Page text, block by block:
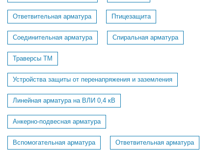
Ответвительная арматура Птицезащита
Соединительная арматура Спиральная арматура
Траверсы ТМ
Устройства защиты от перенапряжения и заземления
Линейная арматура на ВЛИ 0,4 кВ
Анкерно-подвесная арматура
Вспомогательная арматура Ответвительная арматура